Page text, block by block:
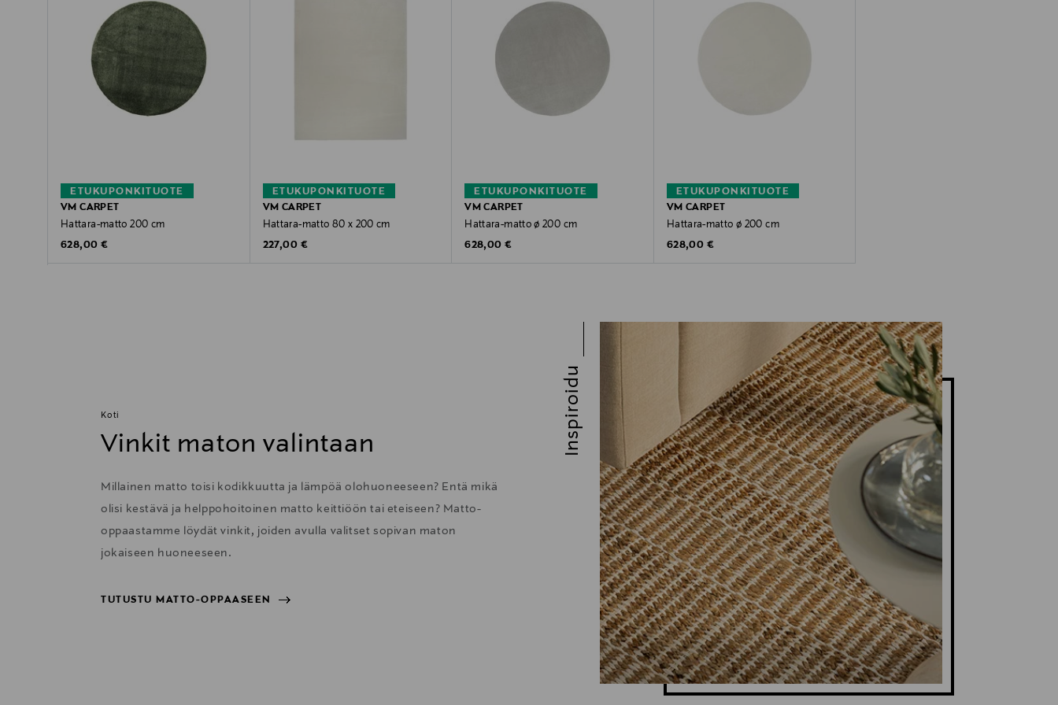
ETUKUPONKITUOTE
VM CARPET
Hattara-matto 200 cm
Original Price
628,00 €
ETUKUPONKITUOTE
VM CARPET
Hattara-matto 80 x 200 cm
Original Price
227,00 €
ETUKUPONKITUOTE
VM CARPET
Hattara-matto ø 200 cm
Original Price
628,00 €
ETUKUPONKITUOTE
VM CARPET
Hattara-matto ø 200 cm
Original Price
628,00 €
Koti
Vinkit maton valintaan
Millainen matto toisi kodikkuutta ja lämpöä olohuoneeseen? Entä mikä
olisi kestävä ja helppohoitoinen matto keittiöön tai eteiseen? Matto-
oppaastamme löydät vinkit, joiden avulla valitset sopivan maton
jokaiseen huoneeseen.
TUTUSTU MATTO-OPPAASEEN
Inspiroidu